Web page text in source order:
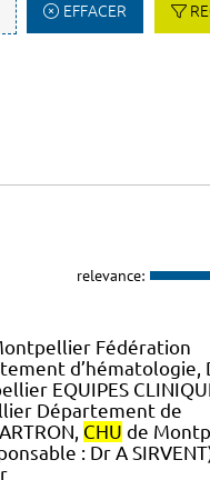
EFFACER
relevance:
Fédération
d’hématologie,
EQUIPES
Département de
CHU de
: Dr A